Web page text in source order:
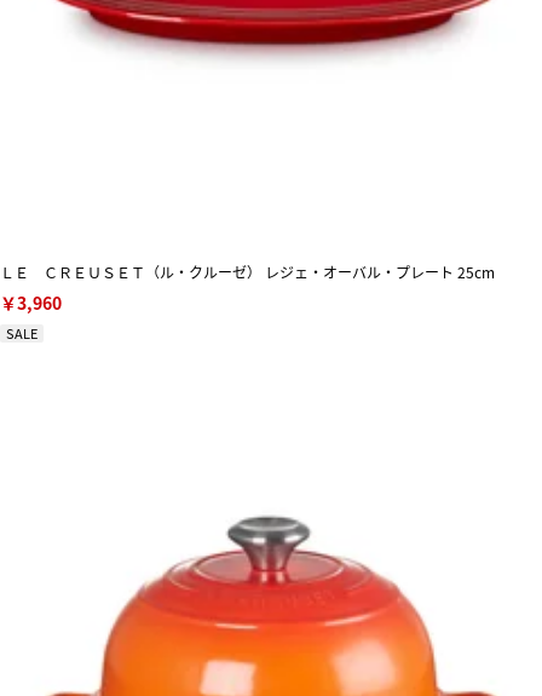
ＬＥ ＣＲＥＵＳＥＴ（ル・クルーゼ） レジェ・オーバル・プレート 25cm
￥3,960
SALE